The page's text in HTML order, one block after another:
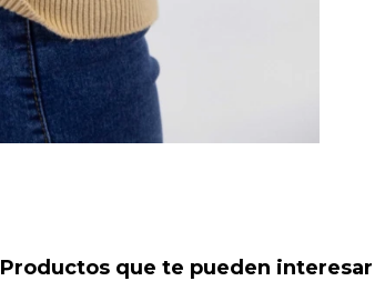
Productos que te pueden interesar